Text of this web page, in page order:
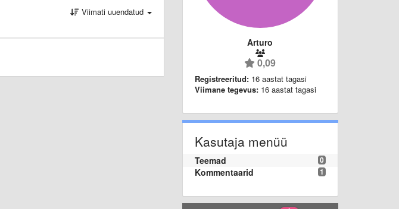
Viimati uuendatud
Arturo
0,09
Registreeritud: 16 aastat tagasi
Viimane tegevus: 16 aastat tagasi
Kasutaja menüü
0
Teemad
1
Kommentaarid